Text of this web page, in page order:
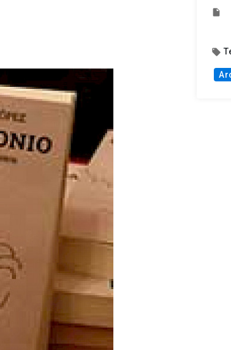
insert_drive_file
local_offer